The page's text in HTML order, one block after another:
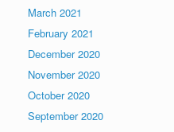
March 2021
February 2021
December 2020
November 2020
October 2020
September 2020